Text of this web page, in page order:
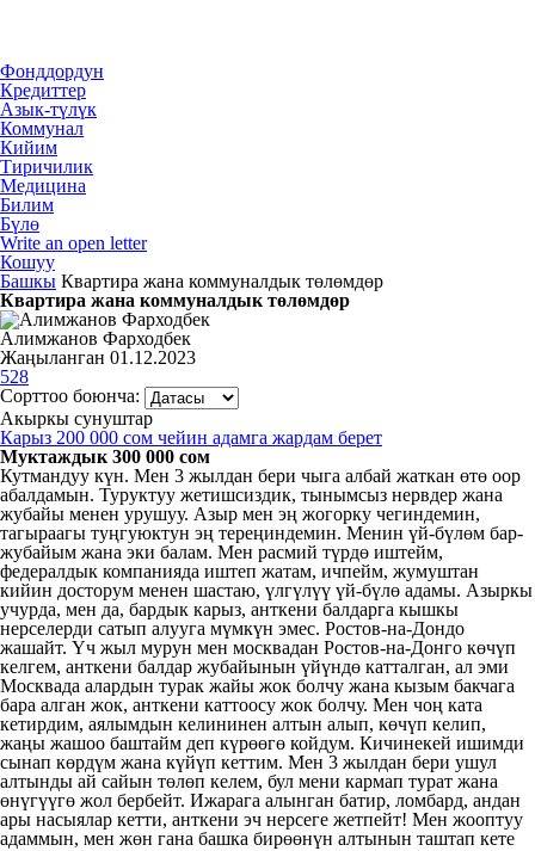
Фонддордун
Кредиттер
Азык-түлүк
Коммунал
Кийим
Тиричилик
Медицина
Билим
Бүлө
Write an open letter
Кошуу
Башкы Квартира жана коммуналдык төлөмдөр
Квартира жана коммуналдык төлөмдөр
Алимжанов Фарходбек
Жаңыланган 01.12.2023
528
Сорттоо боюнча:
Акыркы сунуштар
Карыз 200 000 сом чейин адамга жардам берет
Муктаждык 300 000 сом
Кутмандуу күн. Мен 3 жылдан бери чыга албай жаткан өтө оор
абалдамын. Туруктуу жетишсиздик, тынымсыз нервдер жана
жубайы менен урушуу. Азыр мен эң жогорку чегиндемин,
тагыраагы туңгуюктун эң тереңиндемин. Менин үй-бүлөм бар-
жубайым жана эки балам. Мен расмий түрдө иштейм,
федералдык компанияда иштеп жатам, ичпейм, жумуштан
кийин досторум менен шастаю, үлгүлүү үй-бүлө адамы. Азыркы
учурда, мен да, бардык карыз, анткени балдарга кышкы
нерселерди сатып алууга мүмкүн эмес. Ростов-на-Дондо
жашайт. Үч жыл мурун мен москвадан Ростов-на-Донго көчүп
келгем, анткени балдар жубайынын үйүндө катталган, ал эми
Москвада алардын турак жайы жок болчу жана кызым бакчага
бара алган жок, анткени каттоосу жок болчу. Мен чоң ката
кетирдим, аялымдын келининен алтын алып, көчүп келип,
жаңы жашоо баштайм деп күрөөгө койдум. Кичинекей ишимди
сынап көрдүм жана күйүп кеттим. Мен 3 жылдан бери ушул
алтынды ай сайын төлөп келем, бул мени кармап турат жана
өнүгүүгө жол бербейт. Ижарага алынган батир, ломбард, андан
ары насыялар кетти, анткени эч нерсеге жетпейт! Мен жооптуу
адаммын, мен жөн гана башка бирөөнүн алтынын таштап кете